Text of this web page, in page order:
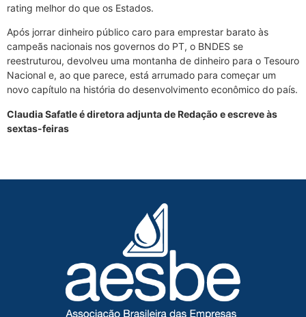
rating melhor do que os Estados.
Após jorrar dinheiro público caro para emprestar barato às
campeãs nacionais nos governos do PT, o BNDES se
reestruturou, devolveu uma montanha de dinheiro para o Tesouro
Nacional e, ao que parece, está arrumado para começar um
novo capítulo na história do desenvolvimento econômico do país.
Claudia Safatle é diretora adjunta de Redação e escreve às
sextas-feiras